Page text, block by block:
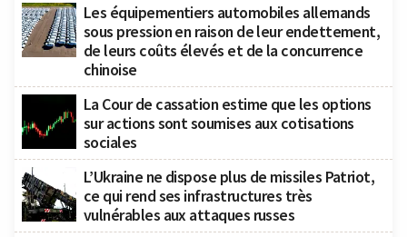
Les équipementiers automobiles allemands
sous pression en raison de leur endettement,
de leurs coûts élevés et de la concurrence
chinoise
La Cour de cassation estime que les options
sur actions sont soumises aux cotisations
sociales
L’Ukraine ne dispose plus de missiles Patriot,
ce qui rend ses infrastructures très
vulnérables aux attaques russes